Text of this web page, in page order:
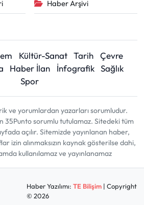
Haber Arşivi
Kültür-Sanat Tarih
Çevre
Haber İlan İnfografik Sağlık
Spor
ve yorumlardan yazarları sorumludur.
35Punto sorumlu tutulamaz. Sitedeki tüm
açılır. Sitemizde yayınlanan haber,
izin alınmaksızın kaynak gösterilse dahi,
kullanılamaz ve yayınlanamaz
Haber Yazılımı: TE Bilişim| Copyright
© 2026